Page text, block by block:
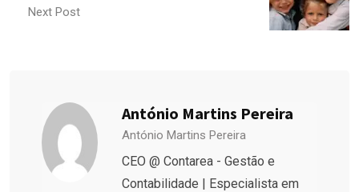
Next Post
António Martins Pereira
António Martins Pereira
CEO @ Contarea - Gestão e
Contabilidade | Especialista em